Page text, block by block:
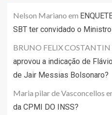
Nelson Mariano em
SBT ter convidado o
BRUNO FELIX COSTANTIN
aprovou a indicação de
de Jair Messias Bolsonaro?
Maria pilar de Vasconcellos
da CPMI DO INSS?